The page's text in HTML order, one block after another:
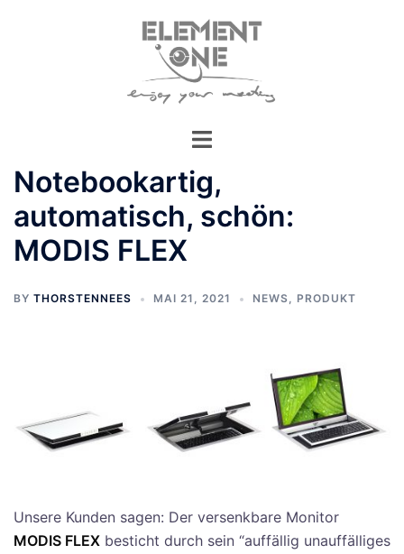
Notebookartig,
automatisch, schön:
MODIS FLEX
BY THORSTENNEES MAI 21, 2021 NEWS, PRODUKT
Unsere Kunden sagen: Der versenkbare Monitor
MODIS FLEX besticht durch sein “auffällig unauffälliges